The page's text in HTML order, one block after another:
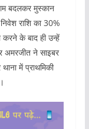
बदलकर मुस्कान
राशि का 30%
करने के बाद ही उन्हें
अमरजीत ने साइबर
में प्राथमिकी